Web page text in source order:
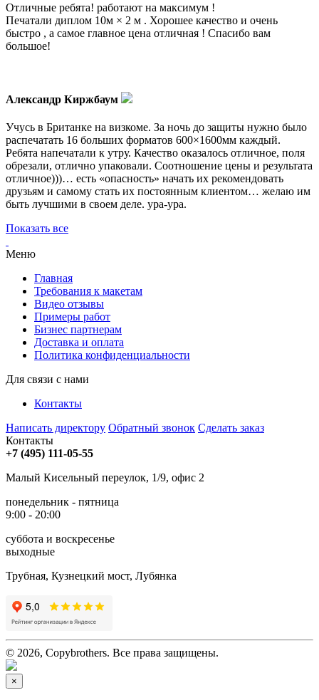
Отличные ребята! работают на максимум !
Печатали диплом 10м × 2 м . Хорошее качество и очень
быстро , а самое главное цена отличная ! Спасибо вам
большое!
Александр Киржбаум
Учусь в Британке на визкоме. За ночь до защиты нужно было
распечатать 16 больших форматов 600×1600мм каждый.
Ребята напечатали к утру. Качество оказалось отличное, поля
обрезали, отлично упаковали. Соотношение цены и результата
отличное)))… есть «опасность» начать их рекомендовать
друзьям и самому стать их постоянным клиентом… желаю им
быть лучшими в своем деле. ура-ура.
Показать все
Меню
Главная
Требования к макетам
Видео отзывы
Примеры работ
Бизнес партнерам
Доставка и оплата
Политика конфиденциальности
Для связи с нами
Контакты
Написать директору Обратный звонок Сделать заказ
Контакты
+7 (495) 111-05-55
Малый Кисельный переулок, 1/9, офис 2
понедельник - пятница
9:00 - 20:00
суббота и воскресенье
выходные
Трубная, Кузнецкий мост, Лубянка
© 2026, Copybrothers. Все права защищены.
×